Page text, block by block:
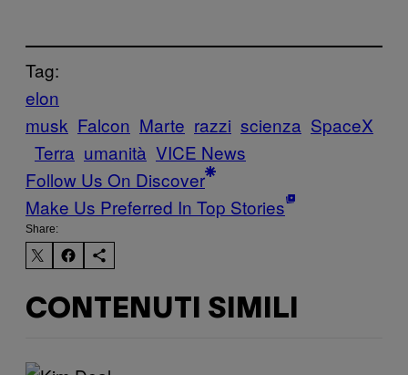
Tag:
elon
musk Falcon Marte razzi scienza SpaceX
Terra umanità VICE News
Follow Us On Discover
Make Us Preferred In Top Stories
Share:
CONTENUTI SIMILI